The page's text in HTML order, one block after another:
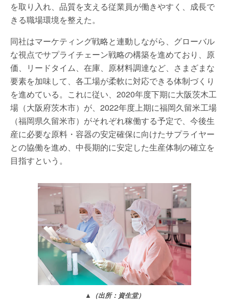
を取り入れ、品質を支える従業員が働きやすく、成長で
きる職場環境を整えた。
同社はマーケティング戦略と連動しながら、グローバル
な視点でサプライチェーン戦略の構築を進めており、原
価、リードタイム、在庫、原材料調達など、さまざまな
要素を加味して、各工場が柔軟に対応できる体制づくり
を進めている。これに従い、2020年度下期に大阪茨木工
場（大阪府茨木市）が、2022年度上期に福岡久留米工場
（福岡県久留米市）がそれぞれ稼働する予定で、今後生
産に必要な原料・容器の安定確保に向けたサプライヤー
との協働を進め、中長期的に安定した生産体制の確立を
目指すという。
▲（出所：資生堂）